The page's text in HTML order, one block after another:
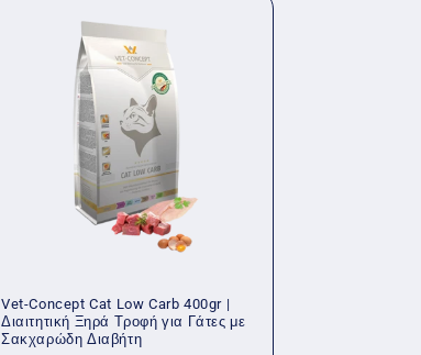
Vet-Concept Cat Low Carb 400gr |
Διαιτητική Ξηρά Τροφή για Γάτες με
Σακχαρώδη Διαβήτη